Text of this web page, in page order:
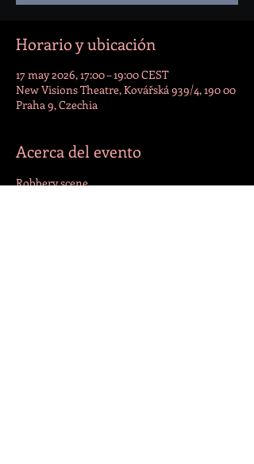
Horario y ubicación
17 may 2026, 17:00 – 19:00 CEST
New Visions Theatre, Kovářská 939/4, 190 00
Praha 9, Czechia
Acerca del evento
Robbery scene